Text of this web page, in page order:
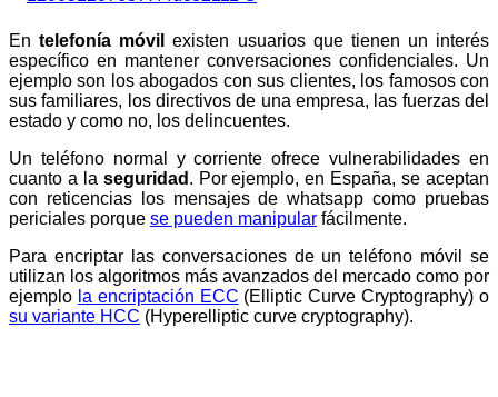
En telefonía móvil
existen usuarios que tienen un interés
específico en mantener conversaciones confidenciales. Un
ejemplo son los abogados con sus clientes, los famosos con
sus familiares, los directivos de una empresa, las fuerzas del
estado y como no, los delincuentes.
Un teléfono normal y corriente ofrece vulnerabilidades en
cuanto a la seguridad . Por ejemplo, en España, se aceptan
con reticencias los mensajes de whatsapp como pruebas
periciales porque se pueden manipular fácilmente.
Para encriptar las conversaciones de un teléfono móvil se
utilizan los algoritmos más avanzados del mercado como por
ejemplo la encriptación ECC (Elliptic Curve Cryptography) o
su variante HCC (Hyperelliptic curve cryptography).